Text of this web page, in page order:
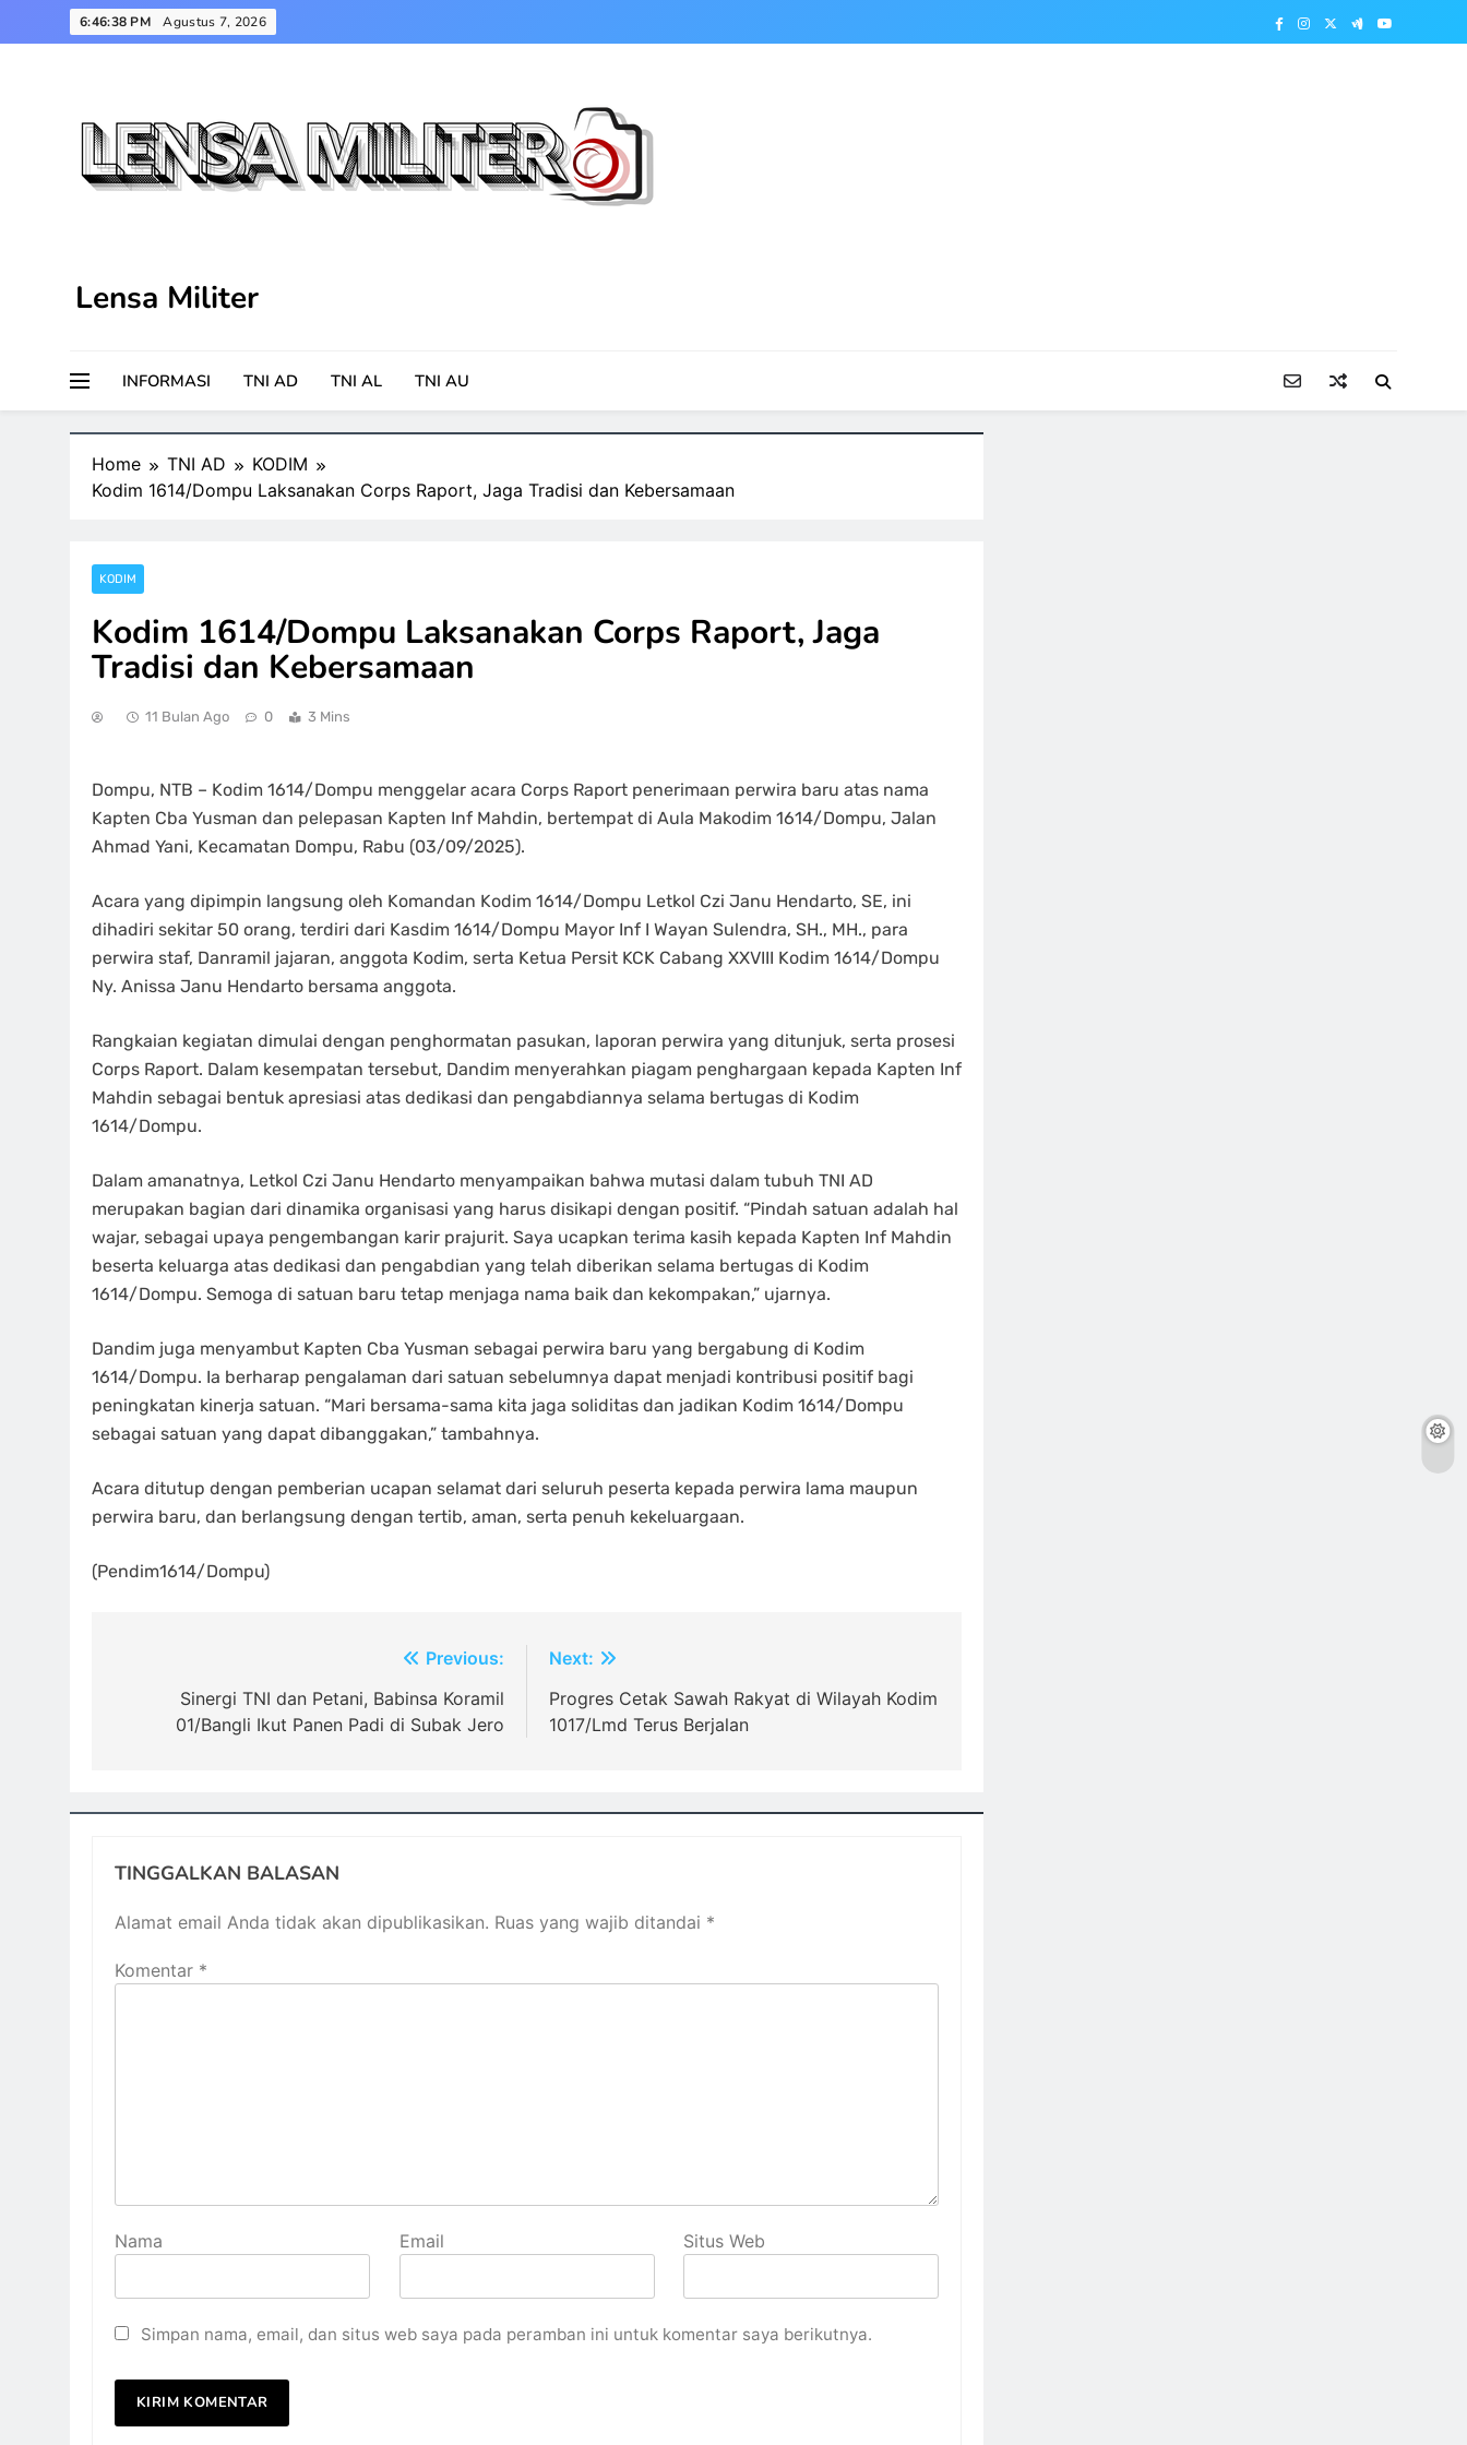
to
6:46:39 PM Agustus 7, 2026
Lensa Militer
INFORMASI TNI AD TNI AL TNI AU
Home TNI AD
KODIM
Kodim 1614/Dompu Laksanakan Corps Raport, Jaga Tradisi dan Kebersamaan
KODIM
Kodim 1614/Dompu Laksanakan Corps Raport, Jaga
Tradisi dan Kebersamaan
11 Bulan Ago 0 3 Mins
Dompu, NTB – Kodim 1614/Dompu menggelar acara Corps Raport penerimaan perwira baru atas nama
Kapten Cba Yusman dan pelepasan Kapten Inf Mahdin, bertempat di Aula Makodim 1614/Dompu, Jalan
Ahmad Yani, Kecamatan Dompu, Rabu (03/09/2025).
Acara yang dipimpin langsung oleh Komandan Kodim 1614/Dompu Letkol Czi Janu Hendarto, SE, ini
dihadiri sekitar 50 orang, terdiri dari Kasdim 1614/Dompu Mayor Inf I Wayan Sulendra, SH., MH., para
perwira staf, Danramil jajaran, anggota Kodim, serta Ketua Persit KCK Cabang XXVIII Kodim 1614/Dompu
Ny. Anissa Janu Hendarto bersama anggota.
Rangkaian kegiatan dimulai dengan penghormatan pasukan, laporan perwira yang ditunjuk, serta prosesi
Corps Raport. Dalam kesempatan tersebut, Dandim menyerahkan piagam penghargaan kepada Kapten Inf
Mahdin sebagai bentuk apresiasi atas dedikasi dan pengabdiannya selama bertugas di Kodim
1614/Dompu.
Dalam amanatnya, Letkol Czi Janu Hendarto menyampaikan bahwa mutasi dalam tubuh TNI AD
merupakan bagian dari dinamika organisasi yang harus disikapi dengan positif. “Pindah satuan adalah hal
wajar, sebagai upaya pengembangan karir prajurit. Saya ucapkan terima kasih kepada Kapten Inf Mahdin
beserta keluarga atas dedikasi dan pengabdian yang telah diberikan selama bertugas di Kodim
1614/Dompu. Semoga di satuan baru tetap menjaga nama baik dan kekompakan,” ujarnya.
Dandim juga menyambut Kapten Cba Yusman sebagai perwira baru yang bergabung di Kodim
1614/Dompu. Ia berharap pengalaman dari satuan sebelumnya dapat menjadi kontribusi positif bagi
peningkatan kinerja satuan. “Mari bersama-sama kita jaga soliditas dan jadikan Kodim 1614/Dompu
sebagai satuan yang dapat dibanggakan,” tambahnya.
Acara ditutup dengan pemberian ucapan selamat dari seluruh peserta kepada perwira lama maupun
perwira baru, dan berlangsung dengan tertib, aman, serta penuh kekeluargaan.
(Pendim1614/Dompu)
Previous:
Sinergi TNI dan Petani, Babinsa Koramil
01/Bangli Ikut Panen Padi di Subak Jero
Next:
Progres Cetak Sawah Rakyat di Wilayah Kodim
1017/Lmd Terus Berjalan
TINGGALKAN BALASAN
Alamat email Anda tidak akan dipublikasikan. Ruas yang wajib ditandai *
Komentar *
Nama Email Situs Web
Simpan nama, email, dan situs web saya pada peramban ini untuk komentar saya berikutnya.